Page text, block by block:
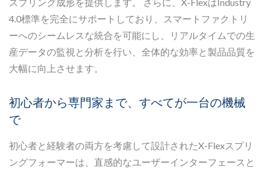
4.0標準を完全にサポートしており、スマートファクトリ
ーへのシームレスな統合を可能にし、リアルタイムでの生
産データの監視と分析を行い、全体的な効率と製品品質を
大幅に向上させます。
初心者から専門家まで、すべてが一台の機械
で
初心者と経験者の両方を考慮して設計されたX-Flexスプリ
ングフォーマーは、直感的なユーザーインターフェースと